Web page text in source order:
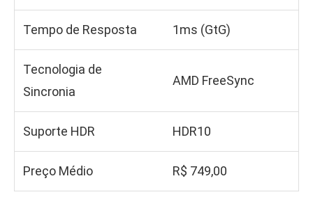
Tempo de Resposta 1ms (GtG)
Tecnologia de
Sincronia
AMD FreeSync
Suporte HDR HDR10
Preço Médio R$ 749,00